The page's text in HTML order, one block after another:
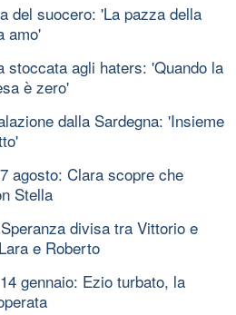
del suocero: 'La pazza della
amo'
stoccata agli haters: 'Quando la
è zero'
dalla Sardegna: 'Insieme
agosto: Clara scopre che
Stella
divisa tra Vittorio e
e Roberto
gennaio: Ezio turbato, la